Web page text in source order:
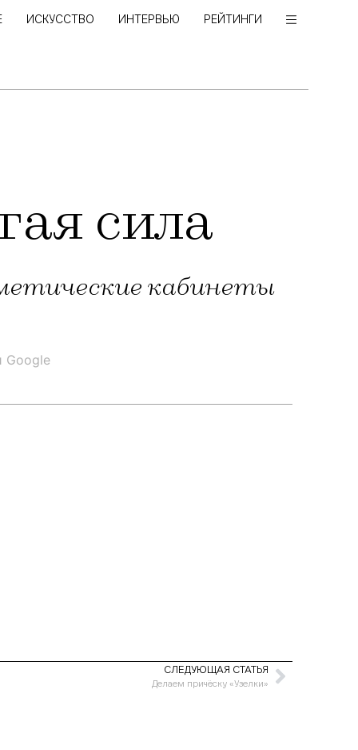
ИСКУССТВО ИНТЕРВЬЮ РЕЙТИНГИ
сила
кабинеты
Google
СЛЕДУЮЩАЯ СТАТЬЯ
Делаем причёску «Узелки»